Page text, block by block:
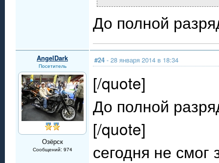
До полной
AngelDark
Посетитель
Озёрск
Сообщений: 974
#24 - 28 января 2014 в 18:34
[/quote]
До полной
[/quote]
сегодня не смог